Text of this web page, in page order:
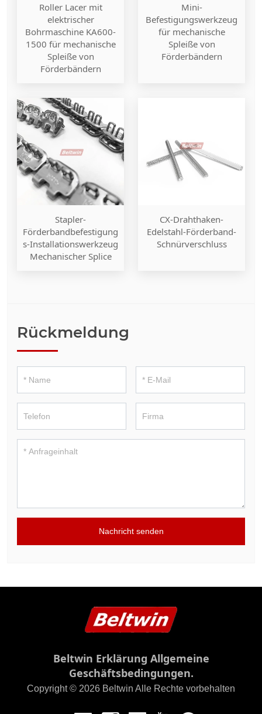
Roller Lacer mit
elektrischer
Bohrmaschine KA600-
1500 für mechanische
Spleiße von
Förderbändern
Mini-
Befestigungswerkzeug
für mechanische
Spleiße von
Förderbändern
Stapler-
Förderbandbefestigung
s-Installationswerkzeug
Mechanischer Splice
CX-Drahthaken-
Edelstahl-Förderband-
Schnürverschluss
Rückmeldung
Nachricht senden
Beltwin Erklärung Allgemeine
Geschäftsbedingungen.
Copyright © 2026 Beltwin Alle Rechte vorbehalten